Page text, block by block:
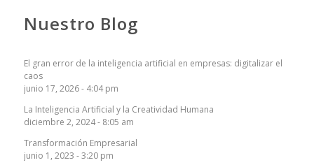
Nuestro Blog
El gran error de la inteligencia artificial en empresas: digitalizar el
caos
junio 17, 2026 - 4:04 pm
La Inteligencia Artificial y la Creatividad Humana
diciembre 2, 2024 - 8:05 am
Transformación Empresarial
junio 1, 2023 - 3:20 pm